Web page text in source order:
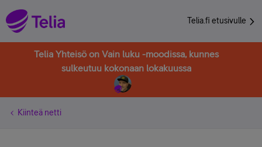
Telia.fi etusivulle
Telia Yhteisö on Vain luku -moodissa, kunnes
sulkeutuu kokonaan lokakuussa
Kiinteä netti